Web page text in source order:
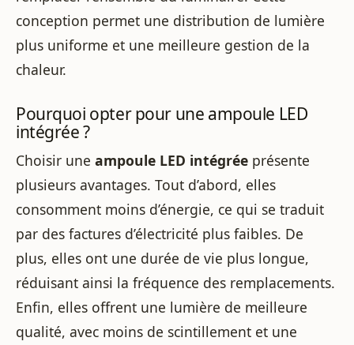
conception permet une distribution de lumière
plus uniforme et une meilleure gestion de la
chaleur.
Pourquoi opter pour une ampoule LED
intégrée ?
Choisir une ampoule LED intégrée présente
plusieurs avantages. Tout d’abord, elles
consomment moins d’énergie, ce qui se traduit
par des factures d’électricité plus faibles. De
plus, elles ont une durée de vie plus longue,
réduisant ainsi la fréquence des remplacements.
Enfin, elles offrent une lumière de meilleure
qualité, avec moins de scintillement et une